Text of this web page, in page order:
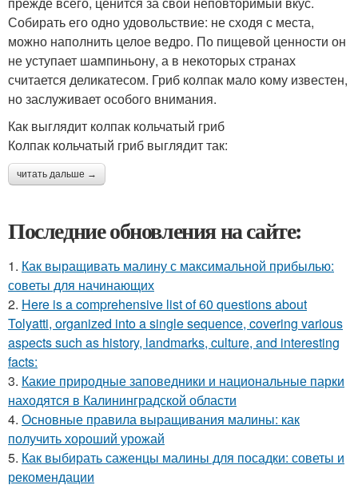
Собирать его одно удовольствие: не сходя с места,
можно наполнить целое ведро. По пищевой ценности он
не уступает шампиньону, а в некоторых странах
считается деликатесом. Гриб колпак мало кому известен,
но заслуживает особого внимания.
Как выглядит колпак кольчатый гриб
Колпак кольчатый гриб выглядит так:
читать дальше →
Последние обновления на сайте:
1. Как выращивать малину с максимальной прибылью:
советы для начинающих
2. Here is a comprehensive list of 60 questions about
Tolyatti, organized into a single sequence, covering various
aspects such as history, landmarks, culture, and interesting
facts:
3. Какие природные заповедники и национальные парки
находятся в Калининградской области
4. Основные правила выращивания малины: как
получить хороший урожай
5. Как выбирать саженцы малины для посадки: советы и
рекомендации